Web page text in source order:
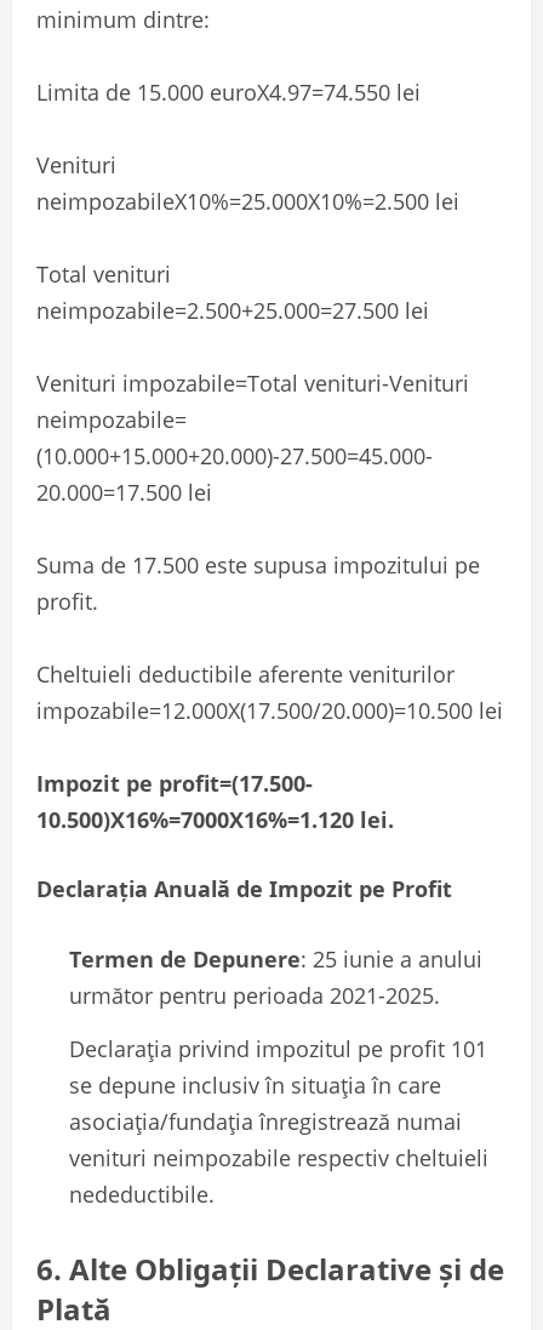
minimum dintre:
Limita de 15.000 euroX4.97=74.550 lei
Venituri
neimpozabileX10%=25.000X10%=2.500 lei
Total venituri
neimpozabile=2.500+25.000=27.500 lei
Venituri impozabile=Total venituri-Venituri
neimpozabile=
(10.000+15.000+20.000)-27.500=45.000-
20.000=17.500 lei
Suma de 17.500 este supusa impozitului pe
profit.
Cheltuieli deductibile aferente veniturilor
impozabile=12.000X(17.500/20.000)=10.500 lei
Impozit pe profit=(17.500-
10.500)X16%=7000X16%=1.120 lei.
Declarația Anuală de Impozit pe Profit
Termen de Depunere: 25 iunie a anului
următor pentru perioada 2021-2025.
Declaraţia privind impozitul pe profit 101
se depune inclusiv în situaţia în care
asociaţia/fundaţia înregistrează numai
venituri neimpozabile respectiv cheltuieli
nedeductibile.
6. Alte Obligații Declarative și de
Plată